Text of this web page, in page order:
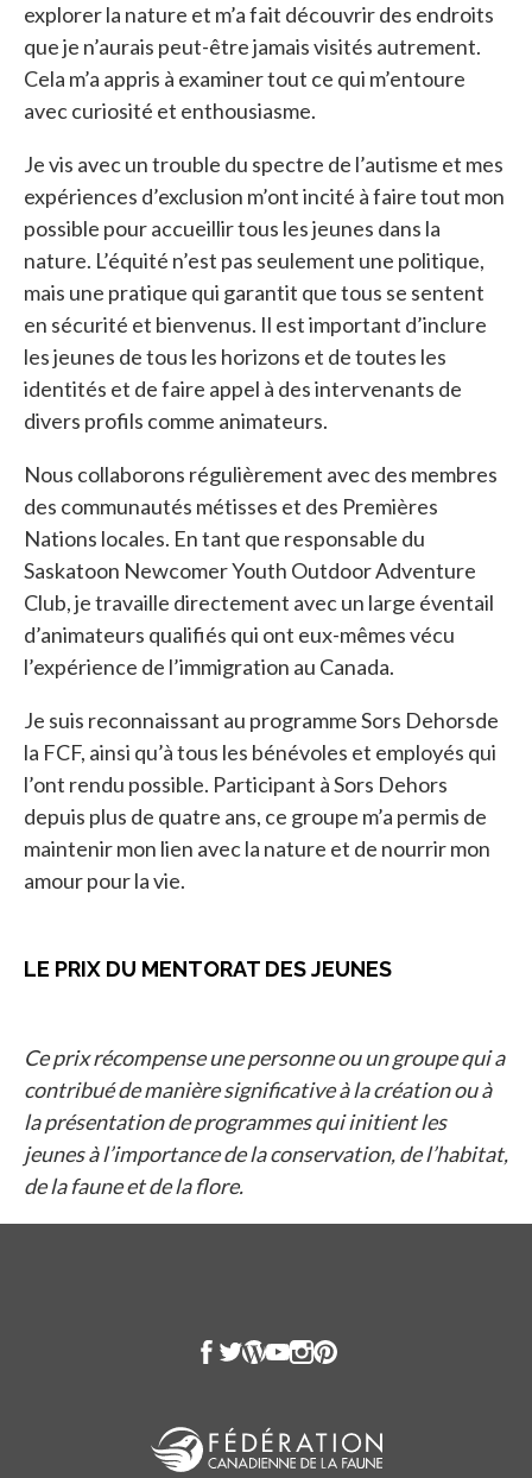
explorer la nature et m’a fait découvrir des endroits
que je n’aurais peut-être jamais visités autrement.
Cela m’a appris à examiner tout ce qui m’entoure
avec curiosité et enthousiasme.
Je vis avec un trouble du spectre de l’autisme et mes
expériences d’exclusion m’ont incité à faire tout mon
possible pour accueillir tous les jeunes dans la
nature. L’équité n’est pas seulement une politique,
mais une pratique qui garantit que tous se sentent
en sécurité et bienvenus. Il est important d’inclure
les jeunes de tous les horizons et de toutes les
identités et de faire appel à des intervenants de
divers profils comme animateurs.
Nous collaborons régulièrement avec des membres
des communautés métisses et des Premières
Nations locales. En tant que responsable du
Saskatoon Newcomer Youth Outdoor Adventure
Club, je travaille directement avec un large éventail
d’animateurs qualifiés qui ont eux-mêmes vécu
l’expérience de l’immigration au Canada.
Je suis reconnaissant au programme Sors Dehorsde
la FCF, ainsi qu’à tous les bénévoles et employés qui
l’ont rendu possible. Participant à Sors Dehors
depuis plus de quatre ans, ce groupe m’a permis de
maintenir mon lien avec la nature et de nourrir mon
amour pour la vie.
LE PRIX DU MENTORAT DES JEUNES
Ce prix récompense une personne ou un groupe qui a
contribué de manière significative à la création ou à
la présentation de programmes qui initient les
jeunes à l’importance de la conservation, de l’habitat,
de la faune et de la flore.